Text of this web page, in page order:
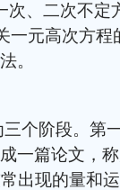
、二次不定
一元高次方
。
个阶段。第
一篇论文，
出现的量和